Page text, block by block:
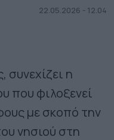
22.05.2026 - 12.04
συνεχίζει η
που φιλοξενεί
με σκοπό την
νησιού στη